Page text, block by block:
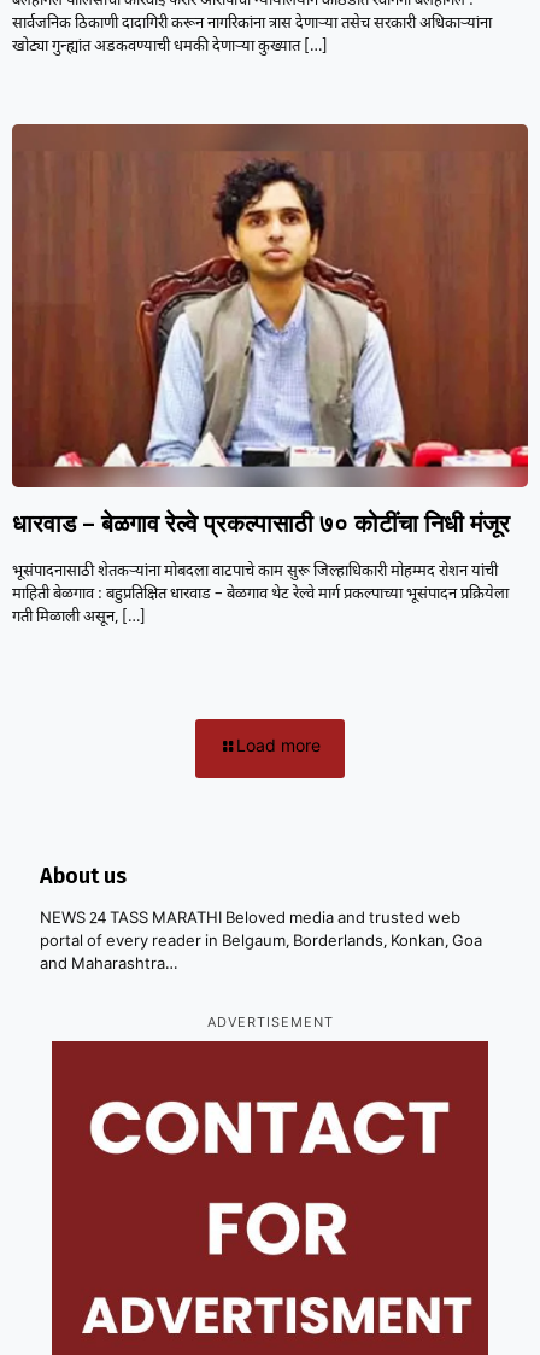
सार्वजनिक ठिकाणी दादागिरी करून नागरिकांना त्रास देणाऱ्या तसेच सरकारी अधिकाऱ्यांना
खोट्या गुन्ह्यांत अडकवण्याची धमकी देणाऱ्या कुख्यात[…]
धारवाड – बेळगाव रेल्वे प्रकल्पासाठी ७० कोटींचा निधी मंजूर
भूसंपादनासाठी शेतकऱ्यांना मोबदला वाटपाचे काम सुरू जिल्हाधिकारी मोहम्मद रोशन यांची
माहिती बेळगाव : बहुप्रतिक्षित धारवाड – बेळगाव थेट रेल्वे मार्ग प्रकल्पाच्या भूसंपादन प्रक्रियेला
गती मिळाली असून, […]
Load more
About us
NEWS 24 TASS MARATHI Beloved media and trusted web
portal of every reader in Belgaum, Borderlands, Konkan, Goa
and Maharashtra…
ADVERTISEMENT